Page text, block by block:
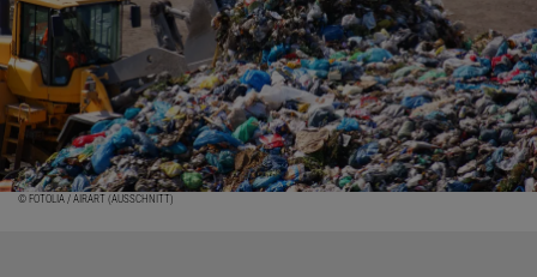
© FOTOLIA / AIRART (AUSSCHNITT)